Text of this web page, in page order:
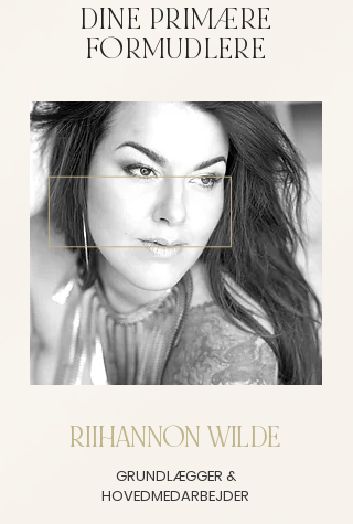
DINE PRIMÆRE
FORMUDLERE
RIIHANNON WILDE
GRUNDLÆGGER &
HOVEDMEDARBEJDER